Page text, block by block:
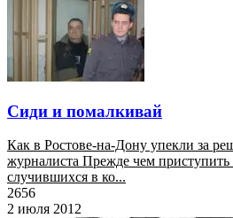
Сиди и помалкивай
Как в Ростове-на-Дону упекли за
журналиста Прежде чем
случившихся в ко...
2656
2 июля 2012